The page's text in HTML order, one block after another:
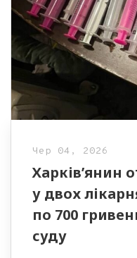
Чер 04, 2026
Харків’янин
у двох
по 700
суду